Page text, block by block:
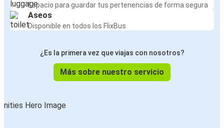
Espacio para guardar tus pertenencias de forma segura
Aseos
Disponible en todos los FlixBus
¿Es la primera vez que viajas con nosotros?
Más sobre nuestro servicio